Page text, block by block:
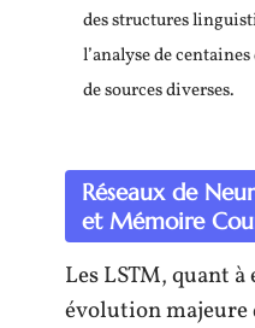
des structures
l’analyse de
de sources diverses.
Réseaux de
et Mémoire
Les LSTM, quant
évolution majeure